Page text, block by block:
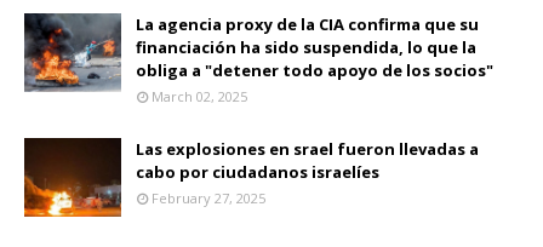
La agencia proxy de la CIA confirma que su
financiación ha sido suspendida, lo que la
obliga a "detener todo apoyo de los socios"
March 02, 2025
Las explosiones en srael fueron llevadas a
cabo por ciudadanos israelíes
February 27, 2025